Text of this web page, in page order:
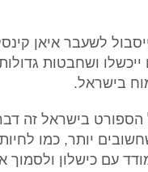
לשעבר איאן
בישראל.
הספורט בישראל זה
יותר, כמו
עם כישלון ולסמוך